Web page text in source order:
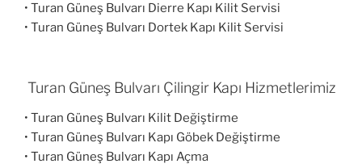
• Turan Güneş Bulvarı Dierre Kapı Kilit Servisi
• Turan Güneş Bulvarı Dortek Kapı Kilit Servisi
Turan Güneş Bulvarı Çilingir Kapı Hizmetlerimiz
• Turan Güneş Bulvarı Kilit Değiştirme
• Turan Güneş Bulvarı Kapı Göbek Değiştirme
• Turan Güneş Bulvarı Kapı Açma